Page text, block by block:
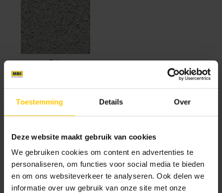
Toestemming Details Over
Deze website maakt gebruik van cookies
We gebruiken cookies om content en advertenties te
personaliseren, om functies voor social media te bieden
en om ons websiteverkeer te analyseren. Ook delen we
informatie over uw gebruik van onze site met onze
Grijs
Geostructura fijn
materiaal met fijne gradatie.
Geostructura grof
Open structuur toplaag van ca. 85% natuurlijk
materiaal met grove gradatie.